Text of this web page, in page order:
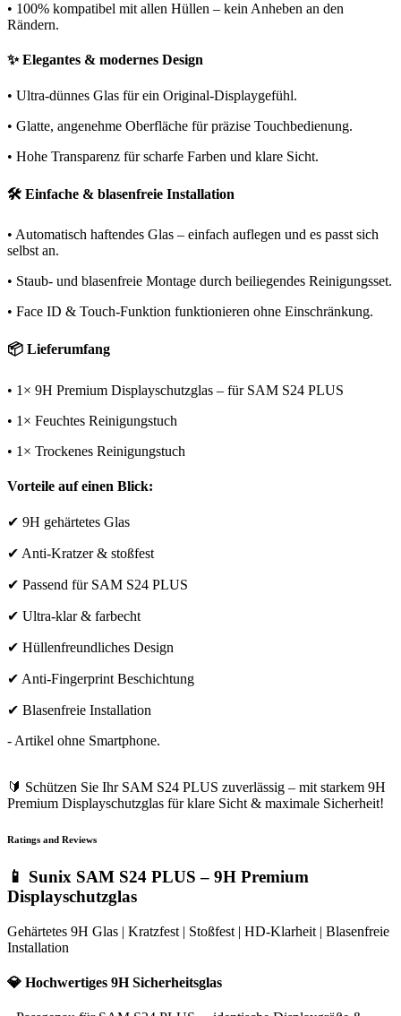
• 100% kompatibel mit allen Hüllen – kein Anheben an den
Rändern.
✨ Elegantes & modernes Design
• Ultra-dünnes Glas für ein Original-Displaygefühl.
• Glatte, angenehme Oberfläche für präzise Touchbedienung.
• Hohe Transparenz für scharfe Farben und klare Sicht.
🛠️ Einfache & blasenfreie Installation
• Automatisch haftendes Glas – einfach auflegen und es passt sich
selbst an.
• Staub- und blasenfreie Montage durch beiliegendes Reinigungsset.
• Face ID & Touch-Funktion funktionieren ohne Einschränkung.
📦 Lieferumfang
• 1× 9H Premium Displayschutzglas – für SAM S24 PLUS
• 1× Feuchtes Reinigungstuch
• 1× Trockenes Reinigungstuch
Vorteile auf einen Blick:
✔ 9H gehärtetes Glas
✔ Anti-Kratzer & stoßfest
✔ Passend für SAM S24 PLUS
✔ Ultra-klar & farbecht
✔ Hüllenfreundliches Design
✔ Anti-Fingerprint Beschichtung
✔ Blasenfreie Installation
- Artikel ohne Smartphone.
🔰 Schützen Sie Ihr SAM S24 PLUS zuverlässig – mit starkem 9H
Premium Displayschutzglas für klare Sicht & maximale Sicherheit!
Ratings and Reviews
📱 Sunix SAM S24 PLUS – 9H Premium
Displayschutzglas
Gehärtetes 9H Glas | Kratzfest | Stoßfest | HD-Klarheit | Blasenfreie
Installation
💎 Hochwertiges 9H Sicherheitsglas